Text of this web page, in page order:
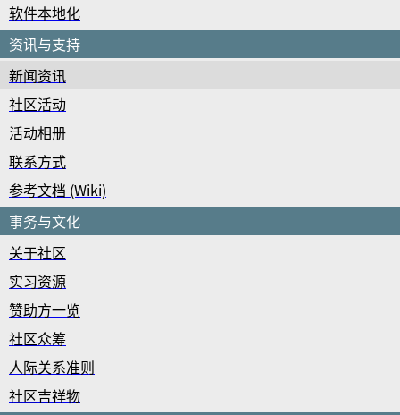
软件本地化
资讯与支持
新闻资讯
社区活动
活动相册
联系方式
参考文档 (Wiki)
事务与文化
关于社区
实习资源
赞助方一览
社区众筹
人际关系准则
社区吉祥物